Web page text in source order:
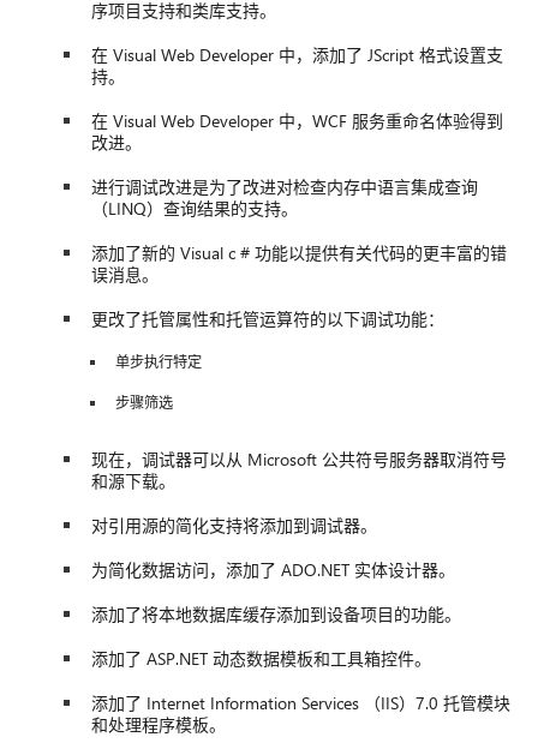
序项目支持和类库支持。
在 Visual Web Developer 中，添加了 JScript 格式设置支
持。
在 Visual Web Developer 中，WCF 服务重命名体验得到
改进。
进行调试改进是为了改进对检查内存中语言集成查询
（LINQ）查询结果的支持。
添加了新的 Visual c # 功能以提供有关代码的更丰富的错
误消息。
更改了托管属性和托管运算符的以下调试功能：
单步执行特定
步骤筛选
现在，调试器可以从 Microsoft 公共符号服务器取消符号
和源下载。
对引用源的简化支持将添加到调试器。
为简化数据访问，添加了 ADO.NET 实体设计器。
添加了将本地数据库缓存添加到设备项目的功能。
添加了 ASP.NET 动态数据模板和工具箱控件。
添加了 Internet Information Services （IIS）7.0 托管模块
和处理程序模板。